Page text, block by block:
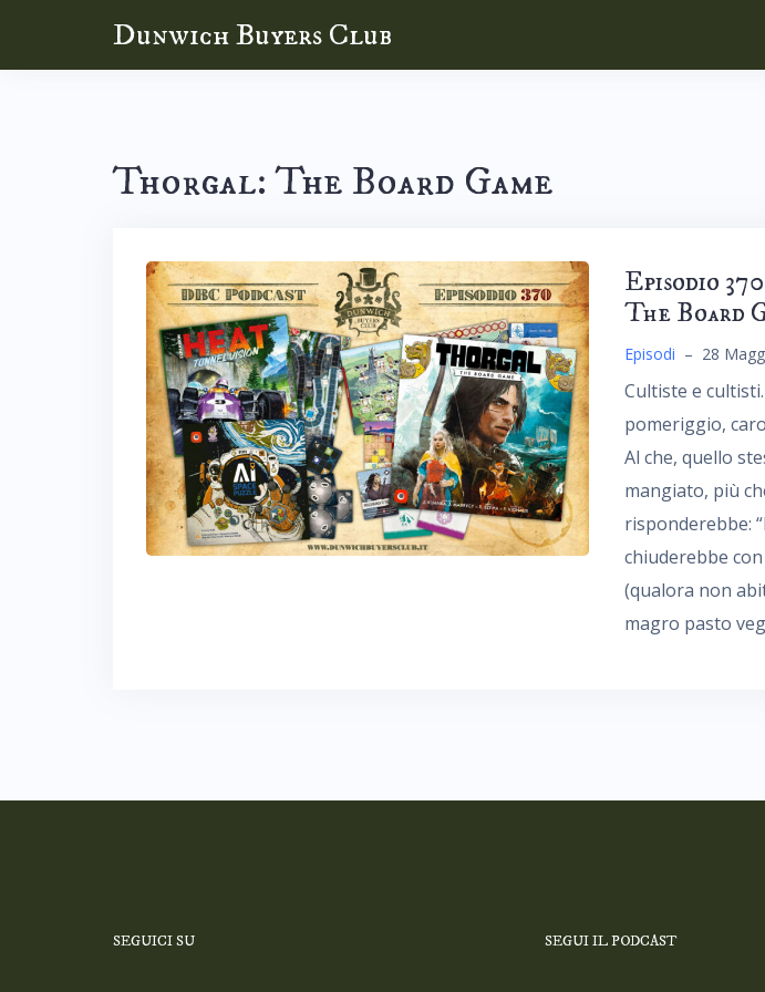
Dunwich Buyers Club
Thorgal: The Board Game
Episodio
The Board
Episodi – 28
Cultiste e
pomeriggio,
Al che, quello
mangiato, più
risponderebbe:
chiuderebbe
(qualora non
magro pasto
SEGUICI SU SEGUI IL PODCAST